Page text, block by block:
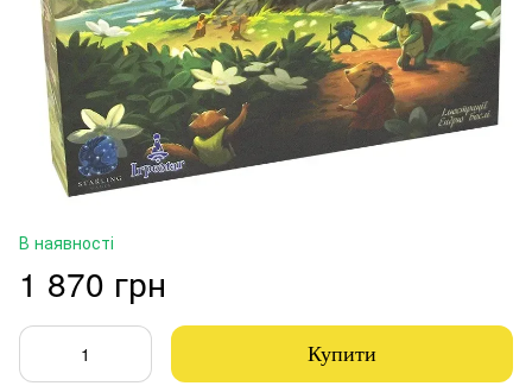
В наявності
1 870 грн
Купити